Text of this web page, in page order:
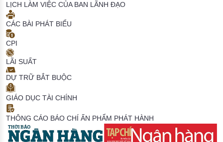
LỊCH LÀM VIỆC CỦA BAN LÃNH ĐẠO
CÁC BÀI PHÁT BIỂU
CPI
LÃI SUẤT
DỰ TRỮ BẮT BUỘC
GIÁO DỤC TÀI CHÍNH
THÔNG CÁO BÁO CHÍ ẤN PHẨM PHÁT HÀNH